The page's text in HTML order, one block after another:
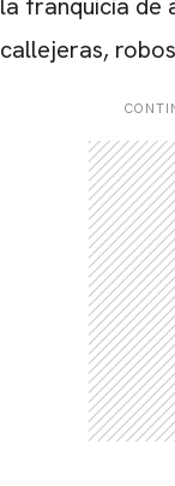
callejeras,